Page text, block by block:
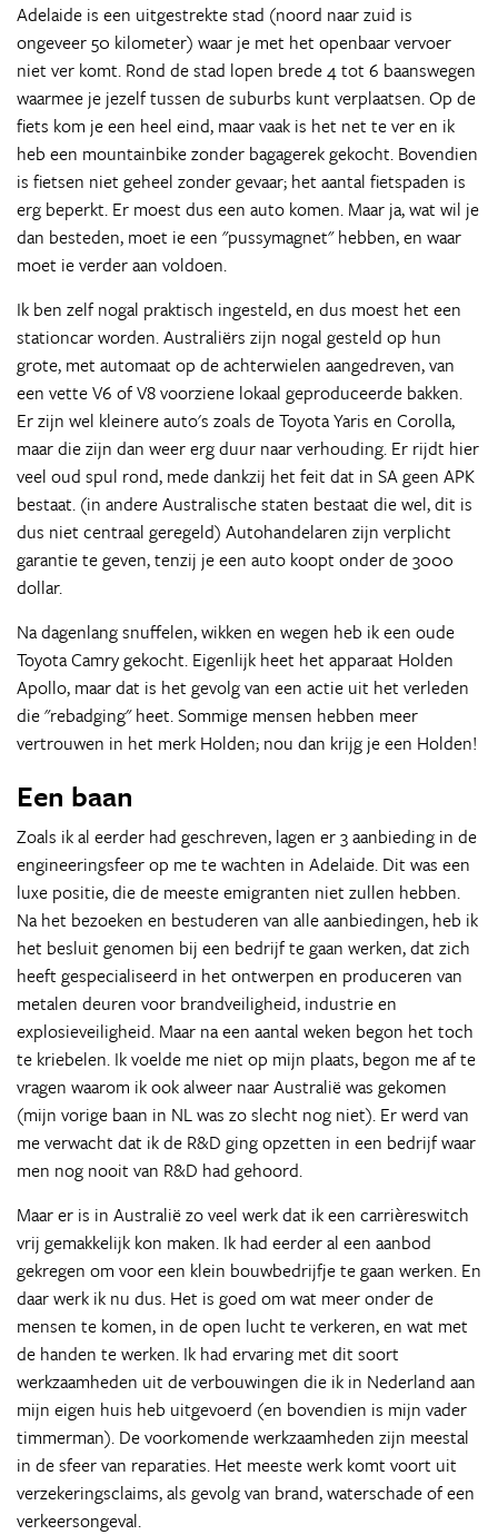
Adelaide is een uitgestrekte stad (noord naar zuid is
ongeveer 50 kilometer) waar je met het openbaar vervoer
niet ver komt. Rond de stad lopen brede 4 tot 6 baanswegen
waarmee je jezelf tussen de suburbs kunt verplaatsen. Op de
fiets kom je een heel eind, maar vaak is het net te ver en ik
heb een mountainbike zonder bagagerek gekocht. Bovendien
is fietsen niet geheel zonder gevaar; het aantal fietspaden is
erg beperkt. Er moest dus een auto komen. Maar ja, wat wil je
dan besteden, moet ie een "pussymagnet" hebben, en waar
moet ie verder aan voldoen.
Ik ben zelf nogal praktisch ingesteld, en dus moest het een
stationcar worden. Australiërs zijn nogal gesteld op hun
grote, met automaat op de achterwielen aangedreven, van
een vette V6 of V8 voorziene lokaal geproduceerde bakken.
Er zijn wel kleinere auto's zoals de Toyota Yaris en Corolla,
maar die zijn dan weer erg duur naar verhouding. Er rijdt hier
veel oud spul rond, mede dankzij het feit dat in SA geen APK
bestaat. (in andere Australische staten bestaat die wel, dit is
dus niet centraal geregeld) Autohandelaren zijn verplicht
garantie te geven, tenzij je een auto koopt onder de 3000
dollar.
Na dagenlang snuffelen, wikken en wegen heb ik een oude
Toyota Camry gekocht. Eigenlijk heet het apparaat Holden
Apollo, maar dat is het gevolg van een actie uit het verleden
die "rebadging" heet. Sommige mensen hebben meer
vertrouwen in het merk Holden; nou dan krijg je een Holden!
Een baan
Zoals ik al eerder had geschreven, lagen er 3 aanbieding in de
engineeringsfeer op me te wachten in Adelaide. Dit was een
luxe positie, die de meeste emigranten niet zullen hebben.
Na het bezoeken en bestuderen van alle aanbiedingen, heb ik
het besluit genomen bij een bedrijf te gaan werken, dat zich
heeft gespecialiseerd in het ontwerpen en produceren van
metalen deuren voor brandveiligheid, industrie en
explosieveiligheid. Maar na een aantal weken begon het toch
te kriebelen. Ik voelde me niet op mijn plaats, begon me af te
vragen waarom ik ook alweer naar Australië was gekomen
(mijn vorige baan in NL was zo slecht nog niet). Er werd van
me verwacht dat ik de R&D ging opzetten in een bedrijf waar
men nog nooit van R&D had gehoord.
Maar er is in Australië zo veel werk dat ik een carrièreswitch
vrij gemakkelijk kon maken. Ik had eerder al een aanbod
gekregen om voor een klein bouwbedrijfje te gaan werken. En
daar werk ik nu dus. Het is goed om wat meer onder de
mensen te komen, in de open lucht te verkeren, en wat met
de handen te werken. Ik had ervaring met dit soort
werkzaamheden uit de verbouwingen die ik in Nederland aan
mijn eigen huis heb uitgevoerd (en bovendien is mijn vader
timmerman). De voorkomende werkzaamheden zijn meestal
in de sfeer van reparaties. Het meeste werk komt voort uit
verzekeringsclaims, als gevolg van brand, waterschade of een
verkeersongeval.